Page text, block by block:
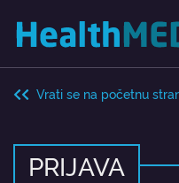
Vrati se na početnu
PRIJAVA